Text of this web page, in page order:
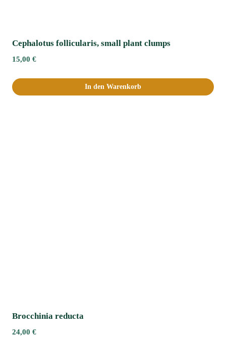
Cephalotus follicularis, small plant clumps
15,00 €
In den Warenkorb
Brocchinia reducta
24,00 €